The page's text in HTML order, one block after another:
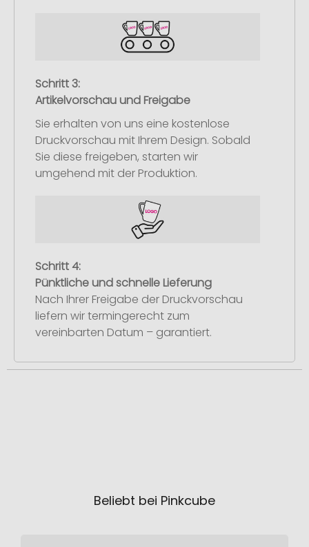
Schritt 3:
Artikelvorschau und Freigabe
Sie erhalten von uns eine kostenlose
Druckvorschau mit Ihrem Design. Sobald
Sie diese freigeben, starten wir
umgehend mit der Produktion.
Schritt 4:
Pünktliche und schnelle Lieferung
Nach Ihrer Freigabe der Druckvorschau
liefern wir termingerecht zum
vereinbarten Datum – garantiert.
Beliebt bei Pinkcube